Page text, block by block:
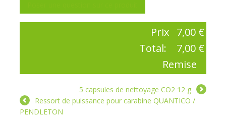
Prix 7,00 €
Total:
7,00 €
Remise
5 capsules de nettoyage CO2 12 g
Ressort de puissance pour carabine QUANTICO /
PENDLETON